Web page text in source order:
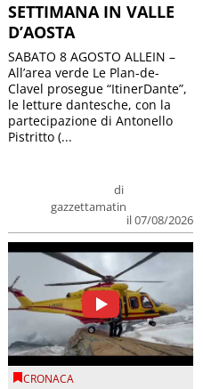
SETTIMANA IN VALLE
D’AOSTA
di
gazzettamatin
il 07/08/2026
SABATO 8 AGOSTO ALLEIN –
All’area verde Le Plan-de-
Clavel prosegue “ItinerDante”,
le letture dantesche, con la
partecipazione di Antonello
Pistritto (...
CRONACA